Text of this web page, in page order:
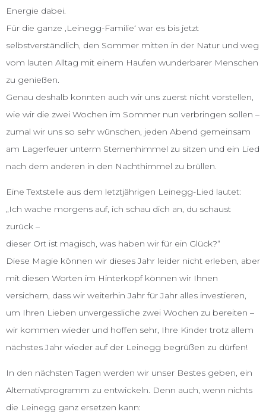
Energie dabei.
Für die ganze ‚Leinegg-Familie‘ war es bis jetzt
selbstverständlich, den Sommer mitten in der Natur und weg
vom lauten Alltag mit einem Haufen wunderbarer Menschen
zu genießen.
Genau deshalb konnten auch wir uns zuerst nicht vorstellen,
wie wir die zwei Wochen im Sommer nun verbringen sollen –
zumal wir uns so sehr wünschen, jeden Abend gemeinsam
am Lagerfeuer unterm Sternenhimmel zu sitzen und ein Lied
nach dem anderen in den Nachthimmel zu brüllen.
Eine Textstelle aus dem letztjährigen Leinegg-Lied lautet:
„Ich wache morgens auf, ich schau dich an, du schaust
zurück –
dieser Ort ist magisch, was haben wir für ein Glück?“
Diese Magie können wir dieses Jahr leider nicht erleben, aber
mit diesen Worten im Hinterkopf können wir Ihnen
versichern, dass wir weiterhin Jahr für Jahr alles investieren,
um Ihren Lieben unvergessliche zwei Wochen zu bereiten –
wir kommen wieder und hoffen sehr, Ihre Kinder trotz allem
nächstes Jahr wieder auf der Leinegg begrüßen zu dürfen!
In den nächsten Tagen werden wir unser Bestes geben, ein
Alternativprogramm zu entwickeln. Denn auch, wenn nichts
die Leinegg ganz ersetzen kann: